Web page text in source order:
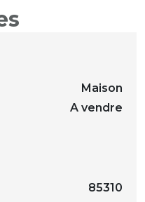
Maison
A vendre
85310